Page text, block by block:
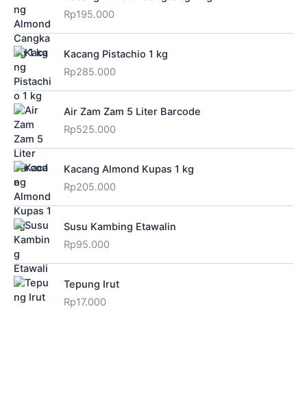
Rp195.000
Kacang Pistachio 1 kg
Rp285.000
Air Zam Zam 5 Liter Barcode
Rp525.000
Kacang Almond Kupas 1 kg
Rp205.000
Susu Kambing Etawalin
Rp95.000
Tepung Irut
Rp17.000